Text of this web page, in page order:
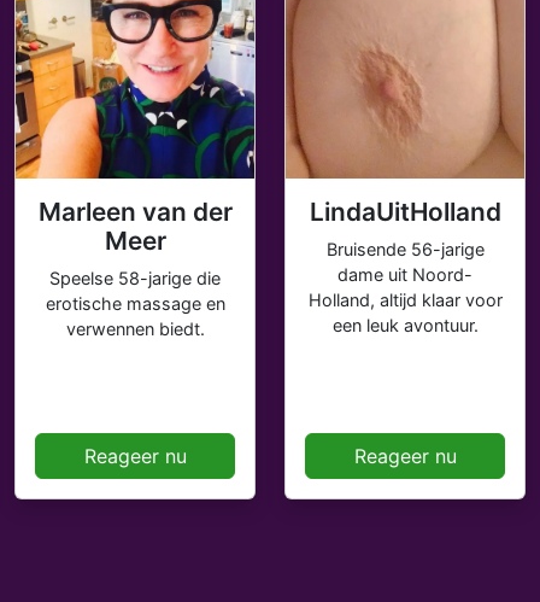
Marleen van der
Meer
Speelse 58-jarige die
erotische massage en
verwennen biedt.
Reageer nu
LindaUitHolland
Bruisende 56-jarige
dame uit Noord-
Holland, altijd klaar voor
een leuk avontuur.
Reageer nu